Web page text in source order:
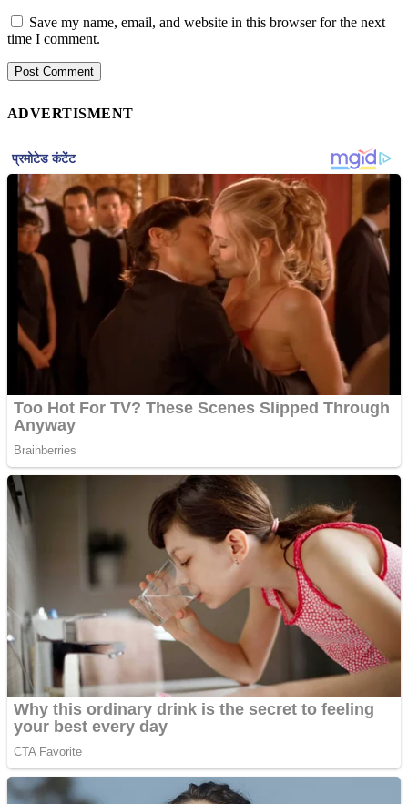
Save my name, email, and website in this browser for the next
time I comment.
ADVERTISMENT